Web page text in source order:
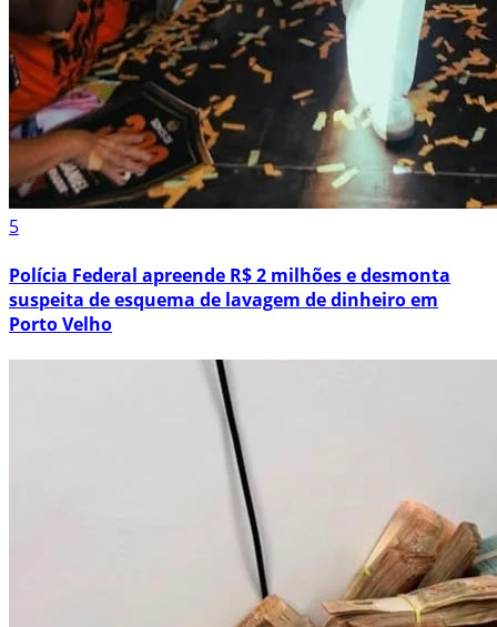
5
Polícia Federal apreende R$ 2 milhões e desmonta
suspeita de esquema de lavagem de dinheiro em
Porto Velho